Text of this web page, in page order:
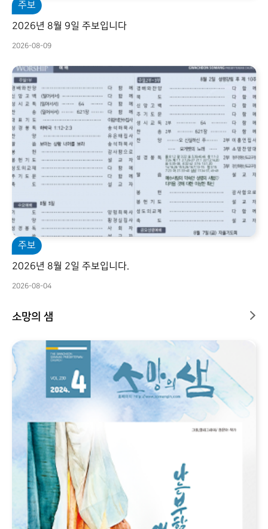
주보
2026년 8월 9일 주보입니다
2026-08-09
주보
2026년 8월 2일 주보입니다.
2026-08-04
소망의 샘